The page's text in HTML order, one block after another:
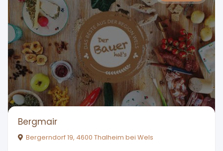
Bergmair
Bergerndorf 19, 4600 Thalheim bei Wels